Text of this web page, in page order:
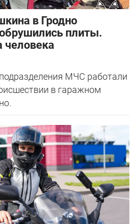
в Гродно
плиты.
человека
подразделения МЧС работали
в гаражном